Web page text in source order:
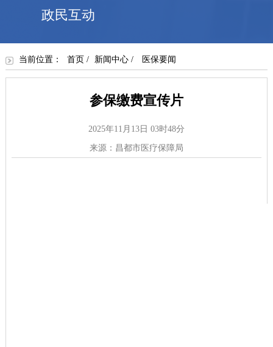
政民互动
当前位置： 首页 / 新闻中心/ 医保要闻
参保缴费宣传片
2025年11月13日 03时48分
来源：昌都市医疗保障局